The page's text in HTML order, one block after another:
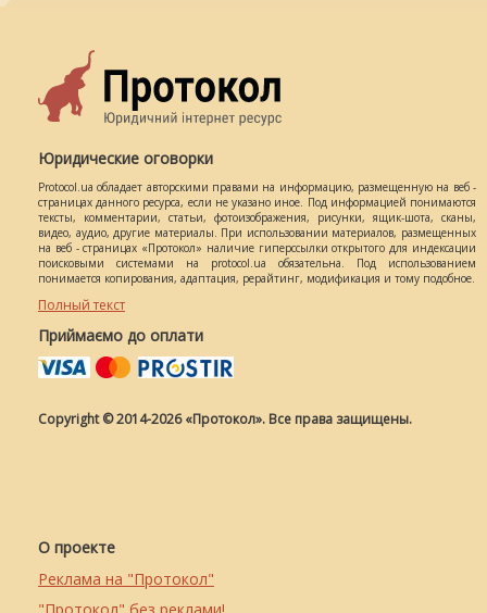
Юридические оговорки
Protocol.ua обладает авторскими правами на информацию, размещенную на веб -
страницах данного ресурса, если не указано иное. Под информацией понимаются
тексты, комментарии, статьи, фотоизображения, рисунки, ящик-шота, сканы,
видео, аудио, другие материалы. При использовании материалов, размещенных
на веб - страницах «Протокол» наличие гиперссылки открытого для индексации
поисковыми системами на protocol.ua обязательна. Под использованием
понимается копирования, адаптация, рерайтинг, модификация и тому подобное.
Полный текст
Приймаємо до оплати
Copyright © 2014-2026 «Протокол». Все права защищены.
О проекте
Реклама на "Протокол"